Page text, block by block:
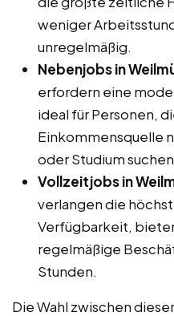
weniger
unregelmäßig.
Nebenjobs in
erfordern eine
ideal für Personen,
Einkommensquelle
oder Studium
Vollzeitjobs in
verlangen die
Verfügbarkeit,
regelmäßige
Stunden.
Die Wahl zwischen